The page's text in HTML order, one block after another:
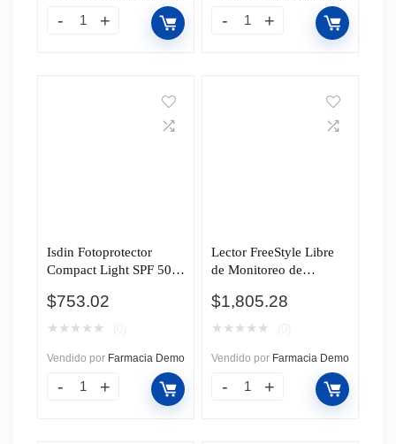
Isdin Fotoprotector
Compact Light SPF 50,
$753.02
★ ★ ★ ★ ★
Vendido por Farmacia Demo
Lector FreeStyle Libre
de Monitoreo de
$1,805.28
★ ★ ★ ★ ★
Vendido por Farmacia Demo